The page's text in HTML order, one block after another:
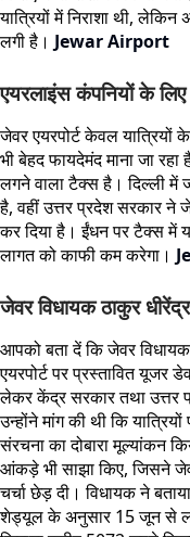
यात्रियों में निराशा थी,
लगी है। Jewar Airport
एयरलाइंस कंपनियों के लिए
जेवर एयरपोर्ट केवल यात्रियों
भी बेहद फायदेमंद माना जा
लगने वाला टैक्स है। दिल्ली में
है, वहीं उत्तर प्रदेश सरकार ने
कर दिया है। ईंधन पर टैक्स में
लागत को काफी कम करेगा।
जेवर विधायक ठाकुर
आपको बता दें कि जेवर
एयरपोर्ट पर प्रस्तावित
लेकर केंद्र सरकार तथा उत्तर
उन्होंने मांग की थी कि
संरचना का दोबारा मूल्यांकन
आंकड़े भी साझा किए, जिसने
चर्चा छेड़ दी। विधायक ने
शेड्यूल के अनुसार 15 जून से